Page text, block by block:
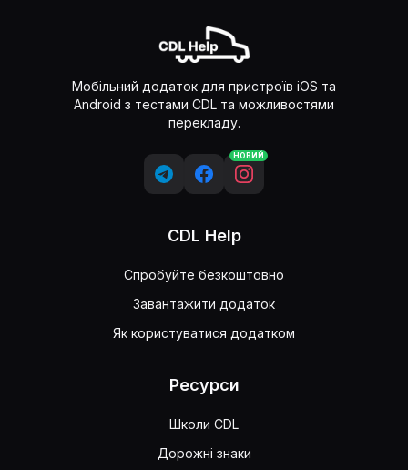
Мобільний додаток для пристроїв iOS та
Android з тестами CDL та можливостями
перекладу.
НОВИЙ
CDL Help
Спробуйте безкоштовно
Завантажити додаток
Як користуватися додатком
Ресурси
Школи CDL
Дорожні знаки